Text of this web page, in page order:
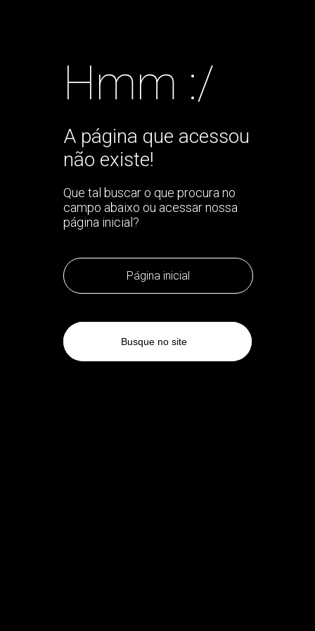
Hmm :/
A página que acessou
não existe!
Que tal buscar o que procura no
campo abaixo ou acessar nossa
página inicial?
Página inicial